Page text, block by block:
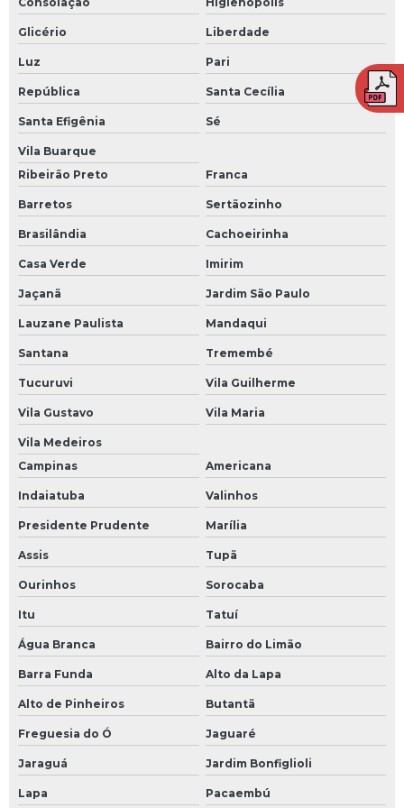
Treinamento de brigada contra incêndio em piracicaba sp
Treinamento de brigada contra incêndio em sorocaba sp
Treinamento de brigada em americana
Treinamento de brigada em americana sp
Treinamento de brigada em campinas
Treinamento de brigada em piracicaba
Treinamento de brigada em sorocaba
Treinamento nr para empresas
Glicério Liberdade
Luz Pari
República Santa Cecília
Santa Efigênia Sé
Vila Buarque
Ribeirão Preto
Franca
Barretos Sertãozinho
Brasilândia Cachoeirinha
Casa Verde Imirim
Jaçanã Jardim São Paulo
Lauzane Paulista Mandaqui
Santana Tremembé
Tucuruvi Vila Guilherme
Vila Gustavo Vila Maria
Vila Medeiros
Campinas
Americana
Indaiatuba Valinhos
Presidente Prudente Marília
Assis Tupã
Ourinhos Sorocaba
Itu Tatuí
Água Branca Bairro do Limão
Barra Funda Alto da Lapa
Alto de Pinheiros Butantã
Freguesia do Ó Jaguaré
Jaraguá Jardim Bonfiglioli
Lapa Pacaembú